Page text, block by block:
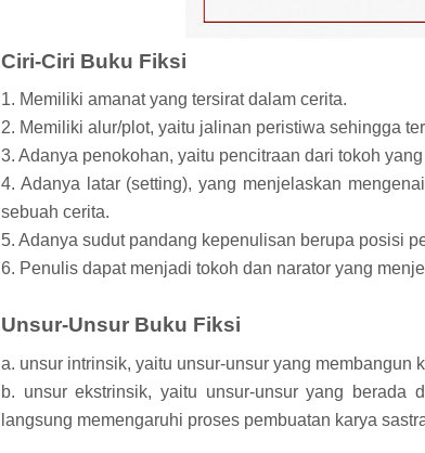
Ciri-Ciri Buku Fiksi
1. Memiliki amanat yang tersirat dalam cerita.
2. Memiliki alur/plot, yaitu jalinan peristiwa sehingga
3. Adanya penokohan, yaitu pencitraan dari tokoh
4. Adanya latar (setting), yang menjelaskan
sebuah cerita.
5. Adanya sudut pandang kepenulisan berupa posisi
6. Penulis dapat menjadi tokoh dan narator yang
Unsur-Unsur Buku Fiksi
a. unsur intrinsik, yaitu unsur-unsur yang membangun
b. unsur ekstrinsik, yaitu unsur-unsur yang berada
langsung memengaruhi proses pembuatan karya